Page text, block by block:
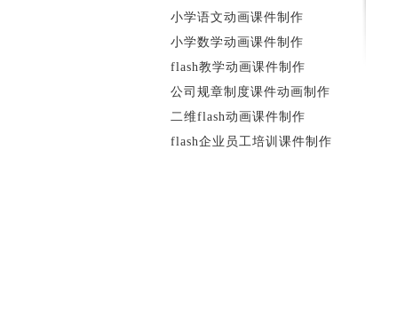
小学语文动画课件制作
小学数学动画课件制作
flash教学动画课件制作
公司规章制度课件动画制作
二维flash动画课件制作
flash企业员工培训课件制作